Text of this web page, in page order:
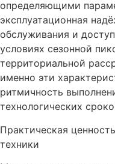
определяющими
эксплуатационная
обслуживания и
условиях сезонной
территориальной
именно эти
ритмичность
технологических
Практическая
техники